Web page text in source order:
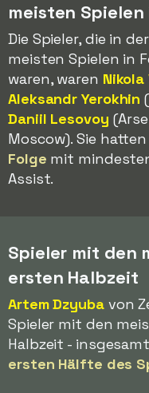
meisten Spielen
Die Spieler, die in
meisten Spielen in
waren, waren
Aleksandr Yerokhin
Daniil Lesovoy
Moscow). Sie
Folge mit
Assist.
Spieler mit den
ersten Halbzeit
Artem Dzyubavon
Spieler mit den
Halbzeit -
ersten Hälfte des